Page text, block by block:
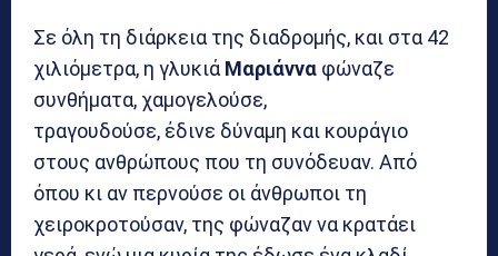
Σε όλη τη διάρκεια της διαδρομής, και στα 42
χιλιόμετρα, η γλυκιά Μαριάννα φώναζε
συνθήματα, χαμογελούσε,
τραγουδούσε, έδινε δύναμη και κουράγιο
στους ανθρώπους που τη συνόδευαν. Από
όπου κι αν περνούσε οι άνθρωποι τη
χειροκροτούσαν, της φώναζαν να κρατάει